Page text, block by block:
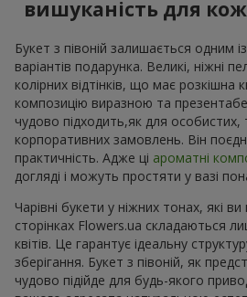
вишуканість для
Букет з півоній залишається одним
варіантів подарунка. Великі, ніжні
колірних відтінків, що має розкішна
композицію виразною та
чудово підходить,як для особистих,
корпоративних замовлень. Він
практичність. Адже ці ароматні
догляді і можуть простяти у вазі
Чарівні букети у ніжних тонах, які
сторінках Flowers.ua складаються
квітів. Це гарантує ідеальну
зберігання. Букет з півоній, як
чудово підійде для будь-якого